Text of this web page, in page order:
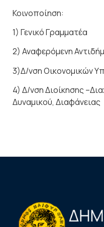
Κοινοποίηση:
1) Γενικό Γραμματέα
2) Αναφερόμενη
3)Δ/νση Οικονομικών
4) Δ/νση Διοίκησης
Δυναμικού, Διαφάνειας